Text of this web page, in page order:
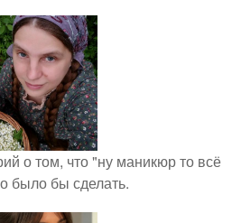
о том, что "ну маникюр то всё
было бы сделать.